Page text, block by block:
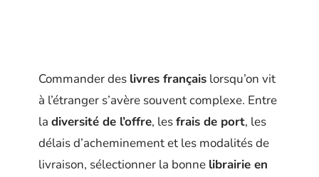
Commander des livres français lorsqu’on vit
à l’étranger s’avère souvent complexe. Entre
la diversité de l’offre, lesfrais de port, les
délais d’acheminement et les modalités de
livraison, sélectionner la bonne librairie en